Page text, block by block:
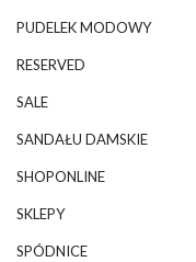
PUDELEK MODOWY
RESERVED
SALE
SANDAŁU DAMSKIE
SHOPONLINE
SKLEPY
SPÓDNICE